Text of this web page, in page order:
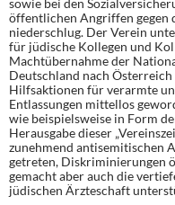
sowie bei den
öffentlichen Angriffen gegen
niederschlug. Der Verein
für jüdische Kollegen und
Machtübernahme der
Deutschland nach
Hilfsaktionen für verarmte
Entlassungen mittellos
wie beispielsweise in Form
Herausgabe dieser
zunehmend antisemitischen
getreten, Diskriminierungen
gemacht aber auch die
jüdischen Ärzteschaft